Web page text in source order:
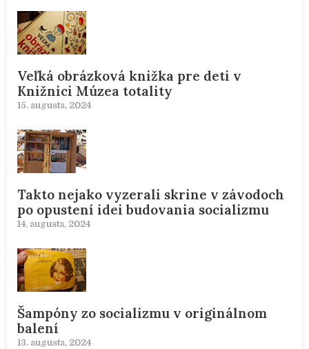
Veľká obrázková knižka pre deti v
Knižnici Múzea totality
15. augusta, 2024
Takto nejako vyzerali skrine v závodoch
po opustení idei budovania socializmu
14. augusta, 2024
Šampóny zo socializmu v originálnom
balení
13. augusta, 2024